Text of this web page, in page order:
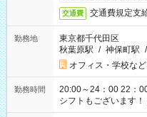
交通費 交通費規定支
勤務地
東京都千代田区
秋葉原駅 / 神保町駅 /
オフィス・学校など
勤務時間
20:00～24：00 22：00
シフトもございます！